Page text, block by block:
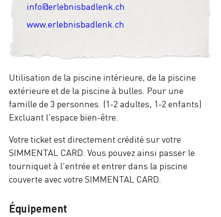
Utilisation de la piscine intérieure, de la piscine
extérieure et de la piscine à bulles. Pour une
famille de 3 personnes. (1-2 adultes, 1-2 enfants)
Excluant l'espace bien-être.
Votre ticket est directement crédité sur votre
SIMMENTAL CARD. Vous pouvez ainsi passer le
tourniquet à l'entrée et entrer dans la piscine
couverte avec votre SIMMENTAL CARD.
Équipement
info@erlebnisbadlenk.ch
www.erlebnisbadlenk.ch